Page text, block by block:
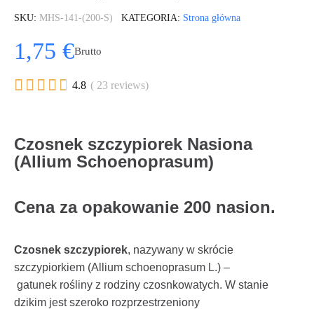
SKU MHS-141-(200-S) KATEGORIA Strona główna
1,75 €Brutto
     4.8 ( 23 reviews)
Czosnek szczypiorek Nasiona
(Allium Schoenoprasum)
Cena za opakowanie 200 nasion.
Czosnek szczypiorek, nazywany w skrócie
szczypiorkiem (Allium schoenoprasum L.) –
gatunek rośliny z rodziny czosnkowatych. W stanie
dzikim jest szeroko rozprzestrzeniony